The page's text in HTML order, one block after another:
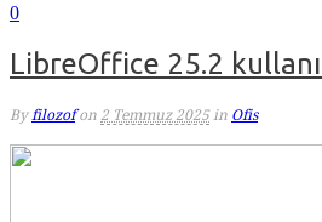
0
LibreOffice 25.2
By filozof on 2 Temmuz 2025 in Ofis